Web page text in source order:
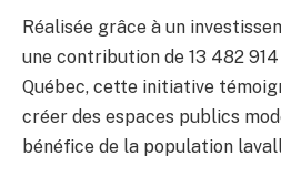
Réalisée grâce à un
une contribution de 13 482
Québec, cette initiative
créer des espaces publics
bénéfice de la population